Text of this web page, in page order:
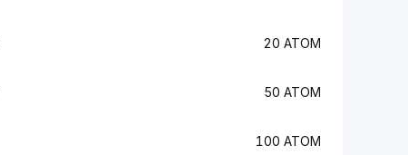
20 ATOM
50 ATOM
100 ATOM